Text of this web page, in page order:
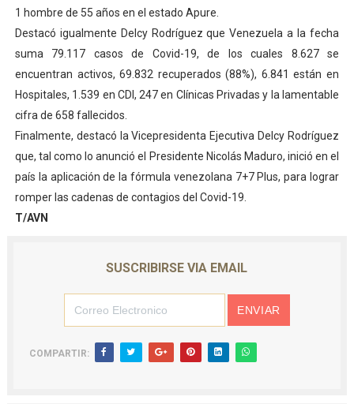
Merideños disfrutarán del Plan Agosto Escuelas
Recreación y formación fortalecen la integración
Consolidan planificación técnica en el Complejo
1 hombre de 55 años en el estado Apure.
Destacó igualmente Delcy Rodríguez que Venezuela a la fecha
suma 79.117 casos de Covid-19, de los cuales 8.627 se
encuentran activos, 69.832 recuperados (88%), 6.841 están en
Hospitales, 1.539 en CDI, 247 en Clínicas Privadas y la lamentable
cifra de 658 fallecidos.
Finalmente, destacó la Vicepresidenta Ejecutiva Delcy Rodríguez
que, tal como lo anunció el Presidente Nicolás Maduro, inició en el
país la aplicación de la fórmula venezolana 7+7 Plus, para lograr
romper las cadenas de contagios del Covid-19.
T/AVN
SUSCRIBIRSE VIA EMAIL
COMPARTIR: